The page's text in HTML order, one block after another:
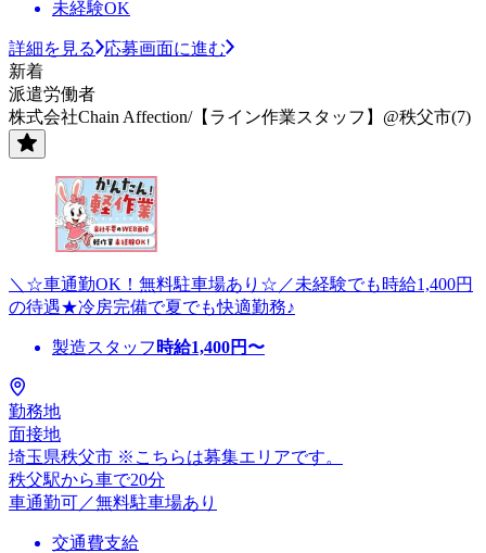
未経験OK
詳細を見る
応募画面に進む
新着
派遣労働者
株式会社Chain Affection/【ライン作業スタッフ】@秩父市(7)
＼☆車通勤OK！無料駐車場あり☆／未経験でも時給1,400円
の待遇★冷房完備で夏でも快適勤務♪
製造スタッフ 時給1,400円〜
勤務地
面接地
埼玉県秩父市 ※こちらは募集エリアです。
秩父駅から車で20分
車通勤可／無料駐車場あり
交通費支給